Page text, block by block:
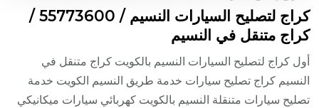
كراج لتصليح السيارات النسيم / 55773600‬ /
كراج متنقل في النسيم
أول كراج لتصليح السيارات النسيم بالكويت كراج متنقل في
النسيم كراج تصليح سيارات خدمة طريق النسيم الكويت خدمة
تصليح سيارات متنقلة النسيم بالكويت كهربائي سيارات ميكانيكي